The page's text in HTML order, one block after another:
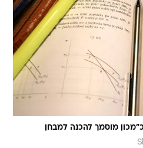
מוסמך להכנה למבחן